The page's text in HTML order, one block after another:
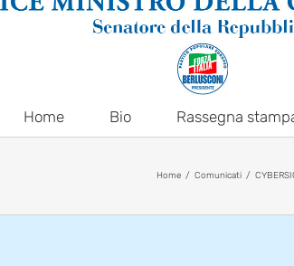
Home Bio Rassegna
Home Comunicati